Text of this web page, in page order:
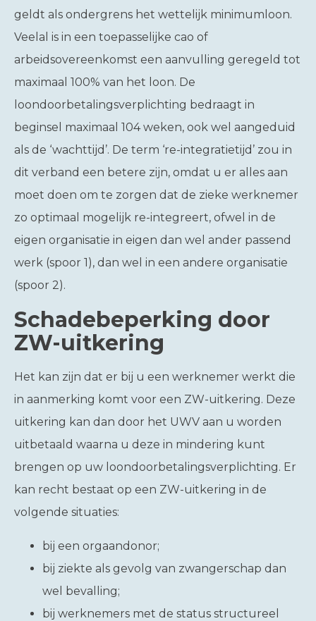
geldt als ondergrens het wettelijk minimumloon.
Veelal is in een toepasselijke cao of
arbeidsovereenkomst een aanvulling geregeld tot
maximaal 100% van het loon. De
loondoorbetalingsverplichting bedraagt in
beginsel maximaal 104 weken, ook wel aangeduid
als de ‘wachttijd’. De term ‘re-integratietijd’ zou in
dit verband een betere zijn, omdat u er alles aan
moet doen om te zorgen dat de zieke werknemer
zo optimaal mogelijk re-integreert, ofwel in de
eigen organisatie in eigen dan wel ander passend
werk (spoor 1), dan wel in een andere organisatie
(spoor 2).
Schadebeperking door
ZW-uitkering
Het kan zijn dat er bij u een werknemer werkt die
in aanmerking komt voor een ZW-uitkering. Deze
uitkering kan dan door het UWV aan u worden
uitbetaald waarna u deze in mindering kunt
brengen op uw loondoorbetalingsverplichting. Er
kan recht bestaat op een ZW-uitkering in de
volgende situaties:
bij een orgaandonor;
bij ziekte als gevolg van zwangerschap dan
wel bevalling;
bij werknemers met de status structureel